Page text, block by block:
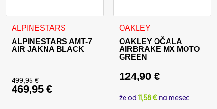
ALPINESTARS
ALPINESTARS AMT-7
AIR JAKNA BLACK
499,95€
Izvirna cena je bila: 499,95 €.
469,95 €
Trenutna cena je: 469,95 €.
Ta izdelek ima več različic. Možnosti lahko izberete na
OAKLEY
OAKLEY OČALA
AIRBRAKE MX MOTO
GREEN
124,90 €
že od 11,58 € na mesec